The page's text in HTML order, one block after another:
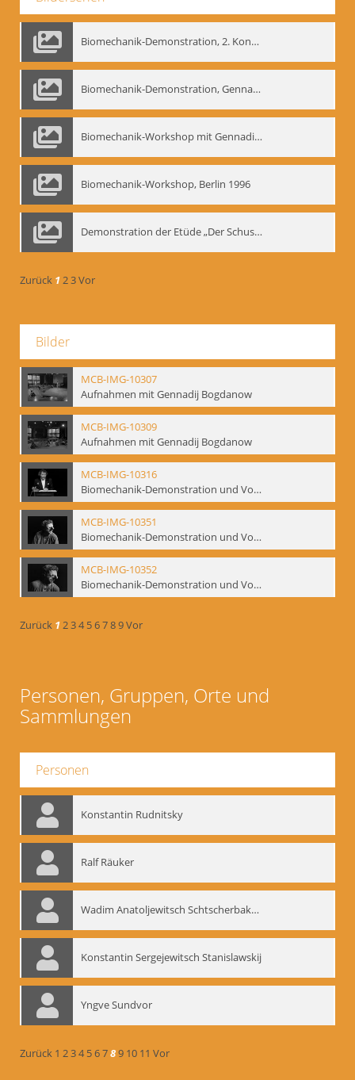
Biomechanik-Demonstration, 2. Kongress der EMF, Mai 1995
Biomechanik-Demonstration, Gennadij Bogdanow im Berliner Ensemble, 04.10.1991
Biomechanik-Workshop mit Gennadij Nikolajewitsch Bogdanow im Mime Centrum Berlin, 1991
Biomechanik-Workshop, Berlin 1996
Demonstration der Etüde „Der Schuss mit dem Bogen“ durch Gennadij Nikolajewitsch Bogdanow, Berlin 1991
Zurück 123Vor
Bilder
MCB-IMG-10307
Aufnahmen mit Gennadij Bogdanow
MCB-IMG-10309
Aufnahmen mit Gennadij Bogdanow
MCB-IMG-10316
Biomechanik-Demonstration und Vortrag, Berliner Ensemble, 04.10.1991
MCB-IMG-10351
Biomechanik-Demonstration und Vortrag, Berliner Ensemble, 04.10.1991
MCB-IMG-10352
Biomechanik-Demonstration und Vortrag, Berliner Ensemble, 04.10.1991
Zurück 1234 56789Vor
Personen, Gruppen, Orte und
Sammlungen
Personen
Konstantin Rudnitsky
Ralf Räuker
Wadim Anatoljewitsch Schtscherbakow
Konstantin Sergejewitsch Stanislawskij
Yngve Sundvor
Zurück 1 234 56789 10 11 Vor